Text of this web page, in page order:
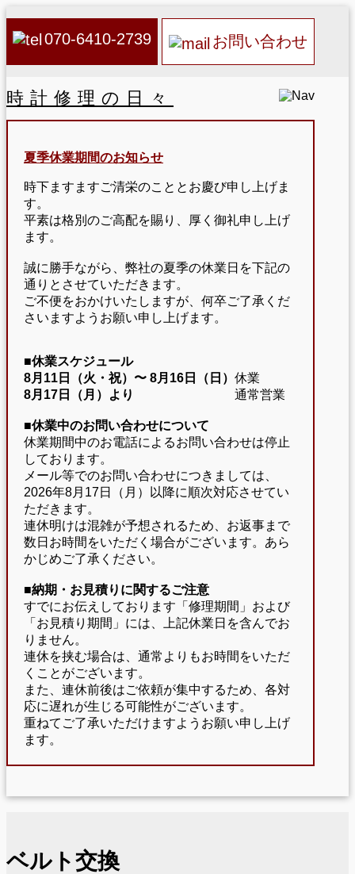
070-6410-2739 お問い合わせ
時計修理の日々
夏季休業期間のお知らせ
時下ますますご清栄のこととお慶び申し上げま
す。
平素は格別のご高配を賜り、厚く御礼申し上げ
ます。
誠に勝手ながら、弊社の夏季の休業日を下記の
通りとさせていただきます。
ご不便をおかけいたしますが、何卒ご了承くだ
さいますようお願い申し上げます。
■休業スケジュール
8月11日（火・祝）〜 8月16日（日） 休業
8月17日（月）より
通常営業
■休業中のお問い合わせについて
休業期間中のお電話によるお問い合わせは停止
しております。
メール等でのお問い合わせにつきましては、
2026年8月17日（月）以降に順次対応させてい
ただきます。
連休明けは混雑が予想されるため、お返事まで
数日お時間をいただく場合がございます。あら
かじめご了承ください。
■納期・お見積りに関するご注意
すでにお伝えしております「修理期間」および
「お見積り期間」には、上記休業日を含んでお
りません。
連休を挟む場合は、通常よりもお時間をいただ
くことがございます。
また、連休前後はご依頼が集中するため、各対
応に遅れが生じる可能性がございます。
重ねてご了承いただけますようお願い申し上げ
ます。
ベルト交換